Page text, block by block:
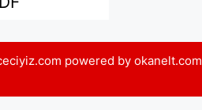
powered by okanelt.com